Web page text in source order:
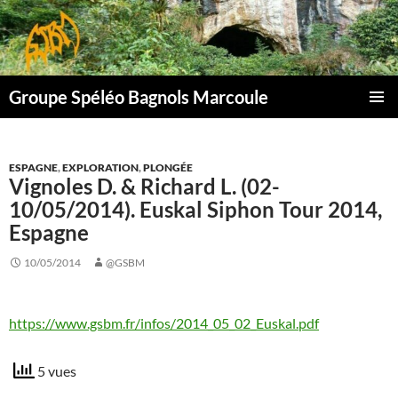
Aller
au
contenu
Groupe Spéléo Bagnols Marcoule
ESPAGNE,EXPLORATION,PLONGÉE
Vignoles D. & Richard L. (02-
10/05/2014). Euskal Siphon Tour 2014,
Espagne
10/05/2014 @GSBM
https://www.gsbm.fr/infos/2014_05_02_Euskal.pdf
5 vues